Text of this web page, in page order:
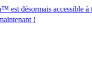
accessible à tous. L'IA